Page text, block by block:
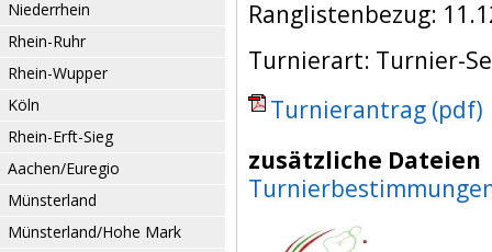
Niederrhein
Rhein-Ruhr
Rhein-Wupper
Köln
Rhein-Erft-Sieg
Aachen/Euregio
Münsterland
Münsterland/Hohe Mark
Ranglistenbezug:
Turnierart: Turnier-
Turnierantrag (pdf)
zusätzliche Dateien